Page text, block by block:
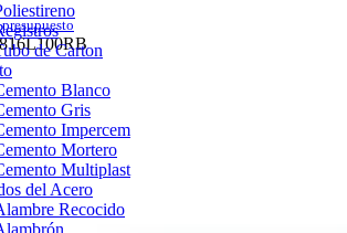
de Carton
Blanco
Gris
Impercem
Mortero
Multiplast
del Acero
Recocido